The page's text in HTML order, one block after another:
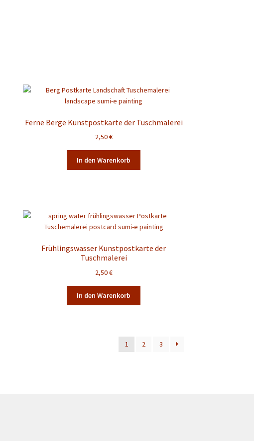
Ferne Berge Kunstpostkarte der Tuschmalerei
2,50€
In den Warenkorb
Frühlingswasser Kunstpostkarte der
Tuschmalerei
2,50€
In den Warenkorb
1 2 3